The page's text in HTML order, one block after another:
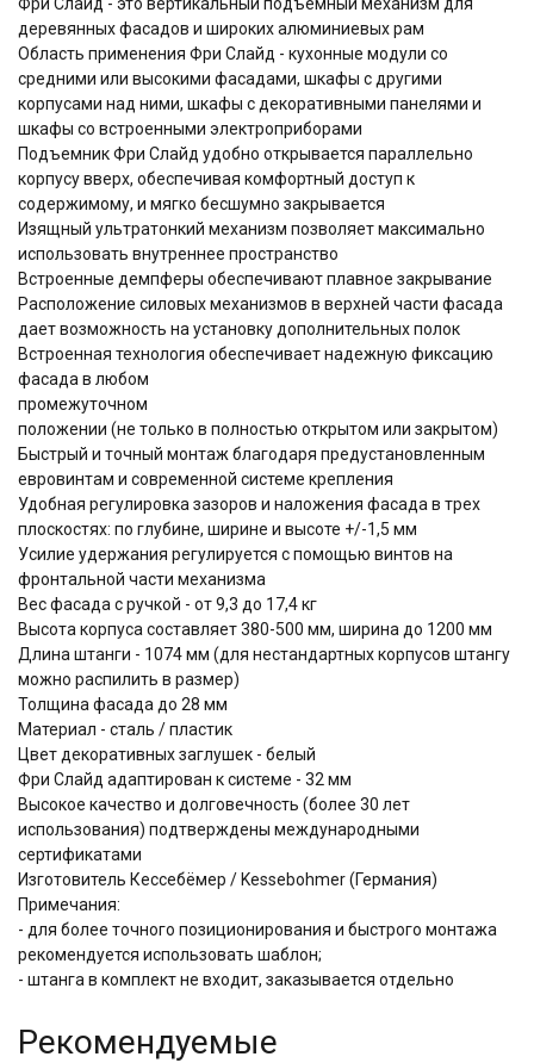
деревянных фасадов и широких алюминиевых рам
Область применения Фри Слайд - кухонные модули со
средними или высокими фасадами, шкафы с другими
корпусами над ними, шкафы с декоративными панелями и
шкафы со встроенными электроприборами
Подъемник Фри Слайд удобно открывается параллельно
корпусу вверх, обеспечивая комфортный доступ к
содержимому, и мягко бесшумно закрывается
Изящный ультратонкий механизм позволяет максимально
использовать внутреннее пространство
Встроенные демпферы обеспечивают плавное закрывание
Расположение силовых механизмов в верхней части фасада
дает возможность на установку дополнительных полок
Встроенная технология обеспечивает надежную фиксацию
фасада в любом
промежуточном
положении (не только в полностью открытом или закрытом)
Быстрый и точный монтаж благодаря предустановленным
евровинтам и современной системе крепления
Удобная регулировка зазоров и наложения фасада в трех
плоскостях: по глубине, ширине и высоте +/-1,5 мм
Усилие удержания регулируется с помощью винтов на
фронтальной части механизма
Вес фасада с ручкой - от 9,3 до 17,4 кг
Высота корпуса составляет 380-500 мм, ширина до 1200 мм
Длина штанги - 1074 мм (для нестандартных корпусов штангу
можно распилить в размер)
Толщина фасада до 28 мм
Материал - сталь / пластик
Цвет декоративных заглушек - белый
Фри Слайд адаптирован к системе - 32 мм
Высокое качество и долговечность (более 30 лет
использования) подтверждены международными
сертификатами
Изготовитель Кессебёмер / Kessebohmer (Германия)
Примечания:
- для более точного позиционирования и быстрого монтажа
рекомендуется использовать шаблон;
- штанга в комплект не входит, заказывается отдельно
Рекомендуемые